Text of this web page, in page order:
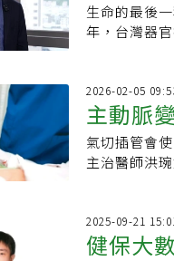
接住每
生命的最後
年，台灣器
利他精神，
2026-02-05
主動脈
氣切插管會
主治醫師洪
2025-09-21
健保大